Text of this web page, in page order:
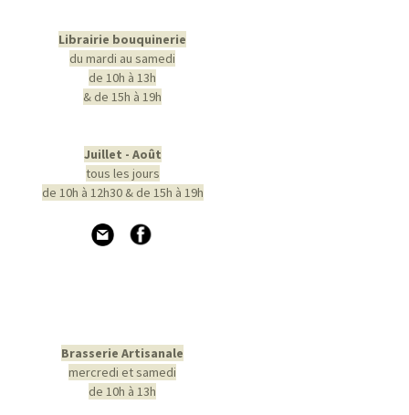
Librairie bouquinerie
du mardi au samedi
de 10h à 13h
& de 15h à 19h
Juillet - Août
tous les jours
de 10h à 12h30 & de 15h à 19h
Brasserie Artisanale
mercredi et samedi
de 10h à 13h